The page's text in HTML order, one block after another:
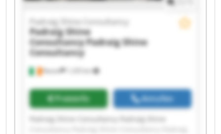
Navan 1.235 km
Padraig Shine Consultancy
Padraig Shine
ConsultancyPadraig Shine
Consultancy
Preisinfo Anrufen
Padraig Shine Consultancy Padraig Shine